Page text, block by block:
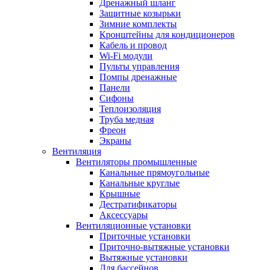
Дренажный шланг
Защитные козырьки
Зимние комплекты
Кронштейны для кондиционеров
Кабель и провод
Wi-Fi модули
Пульты управления
Помпы дренажные
Панели
Сифоны
Теплоизоляция
Труба медная
Фреон
Экраны
Вентиляция
Вентиляторы промышленные
Канальные прямоугольные
Канальные круглые
Крышные
Дестратификаторы
Аксессуары
Вентиляционные установки
Приточные установки
Приточно-вытяжные установки
Вытяжные установки
Для бассейнов